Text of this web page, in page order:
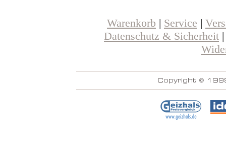
Warenkorb | Service |
Datenschutz & Sicherheit